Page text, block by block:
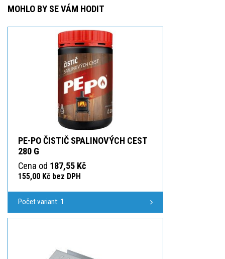
MOHLO BY SE VÁM HODIT
PE-PO ČISTIČ SPALINOVÝCH CEST
280 G
Cena od 187,55 Kč
155,00 Kč bez DPH
Počet variant: 1